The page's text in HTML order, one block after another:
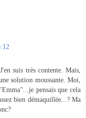
suis très contente. Mais,
solution moussante. Moi,
pensais que cela
bien démaquillée...? Ma